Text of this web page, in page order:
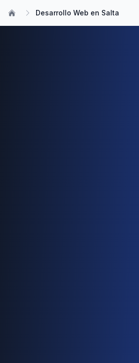
Desarrollo Web en Salta